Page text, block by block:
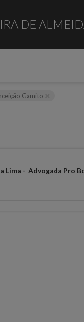
DE
Gamito
Lima - 'Advogada Pro